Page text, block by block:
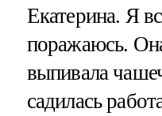
Екатерина. Я
поражаюсь.
выпивала
садилась